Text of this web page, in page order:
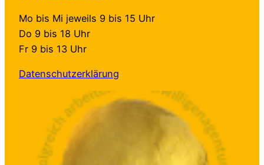
Mo bis Mi jeweils 9 bis 15 Uhr
Do 9 bis 18 Uhr
Fr 9 bis 13 Uhr
Datenschutzerklärung